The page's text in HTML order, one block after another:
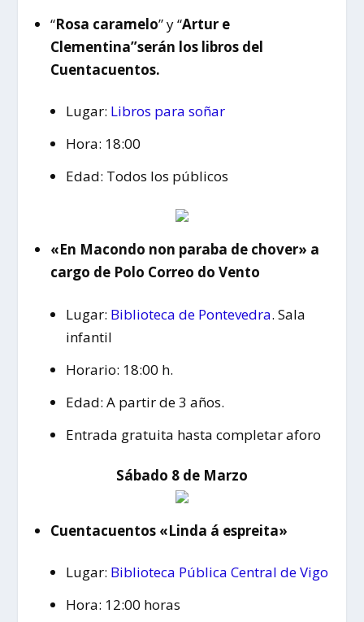
“Rosa caramelo” y “Artur e
Clementina”serán los libros del
Cuentacuentos.
Lugar: Libros para soñar
Hora: 18:00
Edad: Todos los públicos
«En Macondo non paraba de chover» a
cargo de Polo Correo do Vento
Lugar: Biblioteca de Pontevedra. Sala
infantil
Horario: 18:00 h.
Edad: A partir de 3 años.
Entrada gratuita hasta completar aforo
Sábado 8 de Marzo
Cuentacuentos «Linda á espreita»
Lugar: Biblioteca Pública Central de Vigo
Hora: 12:00 horas